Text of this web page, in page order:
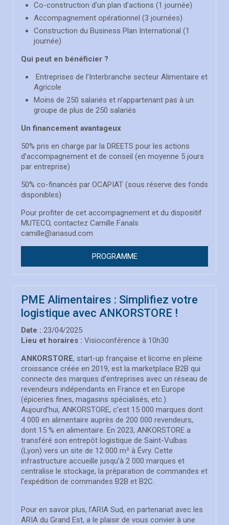
Co-construction d’un plan d’actions (1 journée)
Accompagnement opérationnel (3 journées)
Construction du Business Plan International (1
journée)
Qui peut en bénéficier ?
Entreprises de l’Interbranche secteur Alimentaire et
Agricole
Moins de 250 salariés et n’appartenant pas à un
groupe de plus de 250 salariés
Un financement avantageux
50% pris en charge par la DREETS pour les actions
d’accompagnement et de conseil (en moyenne 5 jours
par entreprise)
50% co-financés par OCAPIAT (sous réserve des fonds
disponibles)
Pour profiter de cet accompagnement et du dispositif
MUTECO, contactez Camille Fanals
camille@ariasud.com
PROGRAMME
PME Alimentaires : Simplifiez votre
logistique avec ANKORSTORE !
Date : 23/04/2025
Lieu et horaires : Visioconférence à 10h30
ANKORSTORE, start-up française et licorne en pleine
croissance créée en 2019, est la marketplace B2B qui
connecte des marques d’entreprises avec un réseau de
revendeurs indépendants en France et en Europe
(épiceries fines, magasins spécialisés, etc.).
Aujourd’hui, ANKORSTORE, c’est 15 000 marques dont
4 000 en alimentaire auprès de 200 000 revendeurs,
dont 15 % en alimentaire. En 2023, ANKORSTORE a
transféré son entrepôt logistique de Saint-Vulbas
(Lyon) vers un site de 12 000 m² à Évry. Cette
infrastructure accueille jusqu’à 2 000 marques et
centralise le stockage, la préparation de commandes et
l’expédition de commandes B2B et B2C.
Pour en savoir plus, l’ARIA Sud, en partenariat avec les
ARIA du Grand Est, a le plaisir de vous convier à une